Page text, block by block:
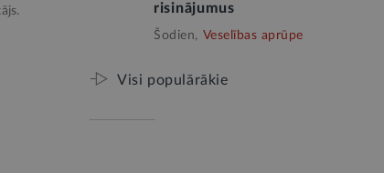
risinājumus
Šodien, Veselības aprūpe
Visi populārākie